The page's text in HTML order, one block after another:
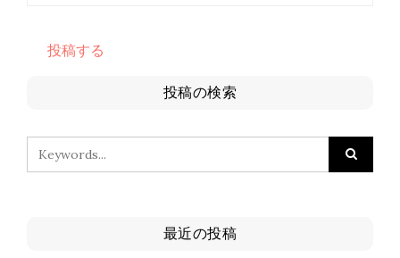
投稿する
投稿の検索
最近の投稿